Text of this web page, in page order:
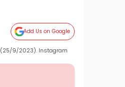
Add Us on Google
(25/9/2023). Instagram